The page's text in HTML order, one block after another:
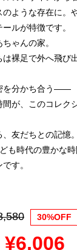
ような存在に。
ルが特徴です。
ゃんの家。
裸足で外へ飛び
を分かち合う――
が、このコレク
友だちとの記憶。
も時代の豊かな
す。
30%OFF
¥6,006